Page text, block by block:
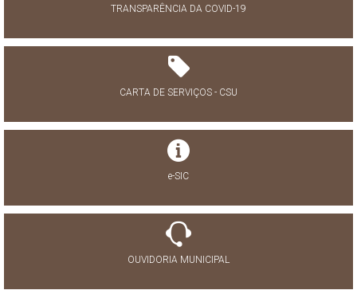
TRANSPARÊNCIA DA COVID-19
CARTA DE SERVIÇOS - CSU
e-SIC
OUVIDORIA MUNICIPAL